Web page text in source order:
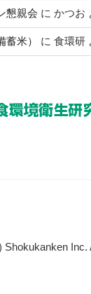
懇親会 に かつお
米） に 食環研
Shokukanken Inc.